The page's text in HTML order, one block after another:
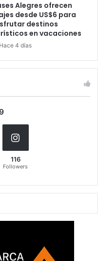
Alegres ofrecen
desde US$6 para
destinos
en vacaciones
Hace 4 días
116
Followers